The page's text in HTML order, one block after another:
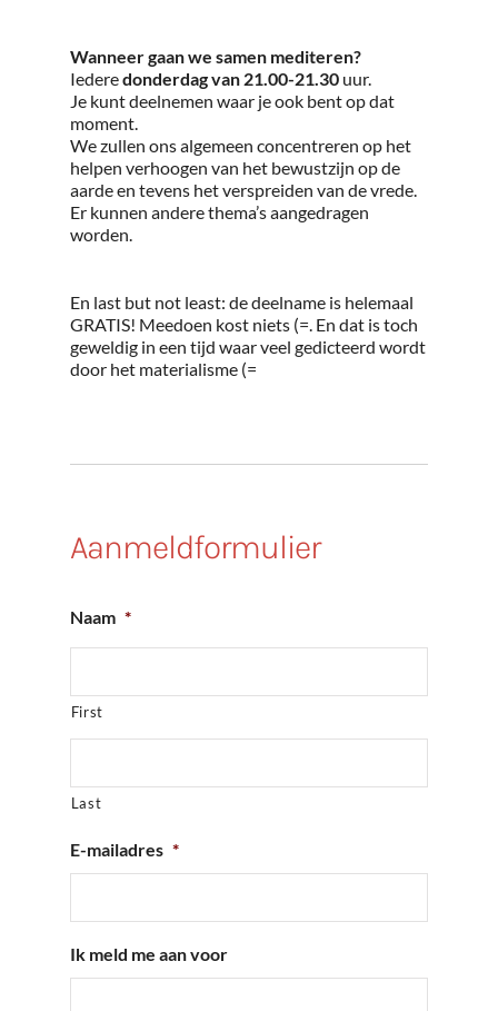
Wanneer gaan we samen mediteren?
Iederedonderdag van 21.00-21.30uur.
Je kunt deelnemen waar je ook bent op dat
moment.
We zullen ons algemeen concentreren op het
helpen verhoogen van het bewustzijn op de
aarde en tevens het verspreiden van de vrede.
Er kunnen andere thema’s aangedragen
worden.
En last but not least: de deelname is helemaal
GRATIS! Meedoen kost niets (=. En dat is toch
geweldig in een tijd waar veel gedicteerd wordt
door het materialisme (=
Aanmeldformulier
Naam *
First
Last
E-mailadres *
Ik meld me aan voor